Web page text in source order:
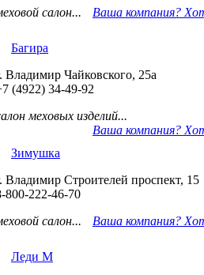
салон...
Ваша компания?
Багира
Владимир Чайковского, 25а
(4922) 34-49-92
меховых изделий...
Ваша компания?
Зимушка
Владимир Строителей проспект, 15
800-222-46-70
салон...
Ваша компания?
Леди М